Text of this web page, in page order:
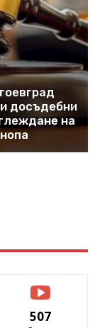
досъдебни
на
507